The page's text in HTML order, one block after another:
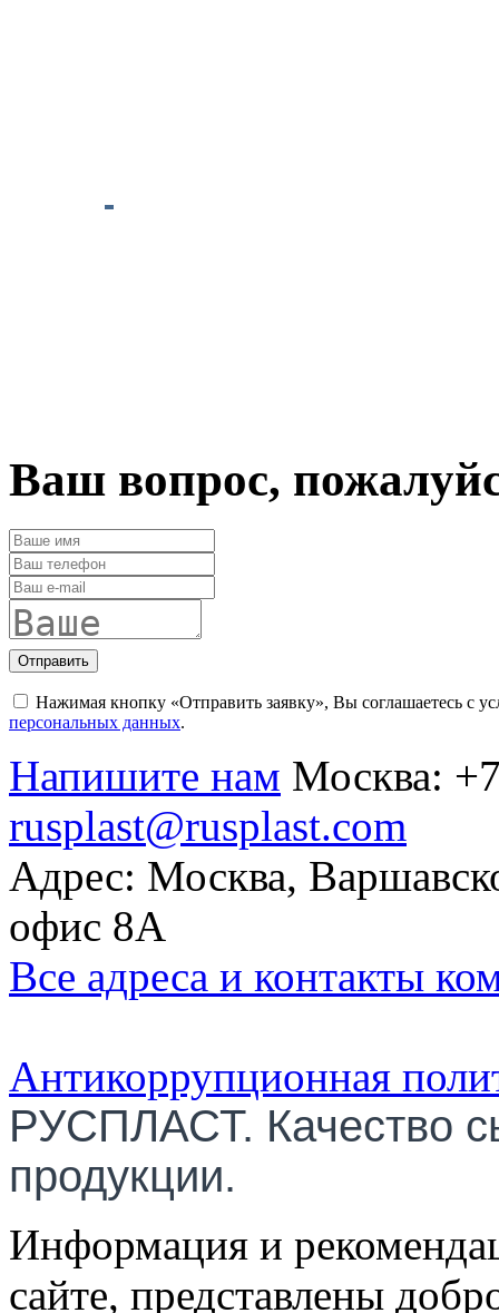
Ваш вопрос,
Отправить
Нажимая кнопку «Отправить заявку», Вы соглашаетесь с
персональных данных.
Напишите нам Москва:
rusplast@rusplast.com
Адрес: Москва,
офис 8А
Все адреса и контакты
Антикоррупционная
РУСПЛАСТ. Качество
продукции.
Информация и
сайте, представлены